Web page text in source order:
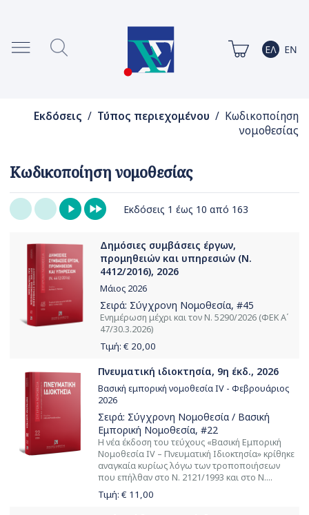
Εκδόσεις / Τύπος περιεχομένου / Κωδικοποίηση
νομοθεσίας
Κωδικοποίηση νομοθεσίας
Εκδόσεις 1 έως 10 από 163
Δημόσιες συμβάσεις έργων,
προμηθειών και υπηρεσιών (Ν.
4412/2016), 2026
Μάιος 2026
Σειρά: Σύγχρονη Νομοθεσία, #45
Ενημέρωση μέχρι και τον Ν. 5290/2026 (ΦΕΚ Α΄
47/30.3.2026)
Τιμή: € 20,00
Πνευματική ιδιοκτησία, 9η έκδ., 2026
Βασική εμπορική νομοθεσία IV - Φεβρουάριος
2026
Σειρά: Σύγχρονη Νομοθεσία / Βασική
Εμπορική Νομοθεσία, #22
Η νέα έκδοση του τεύχους «Βασική Εμπορική
Νομοθεσία ΙV – Πνευματική Ιδιοκτησία» κρίθηκε
αναγκαία κυρίως λόγω των τροποποιήσεων
που επήλθαν στο Ν. 2121/1993 και στο Ν....
Τιμή: € 11,00